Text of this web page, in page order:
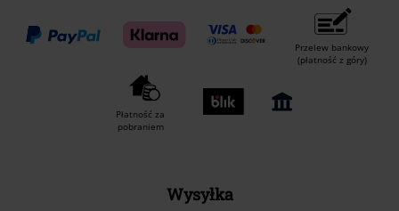
Przelew bankowy
(płatność z góry)
Płatność za
pobraniem
Wysyłka